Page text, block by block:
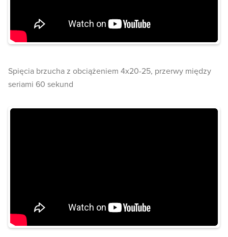
Spięcia brzucha z obciążeniem 4x20-25, przerwy między
seriami 60 sekund